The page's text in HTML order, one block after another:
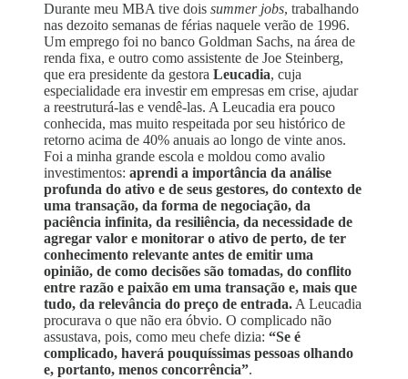
Durante meu MBA tive dois summer jobs, trabalhando
nas dezoito semanas de férias naquele verão de 1996.
Um emprego foi no banco Goldman Sachs, na área de
renda fixa, e outro como assistente de Joe Steinberg,
que era presidente da gestora Leucadia, cuja
especialidade era investir em empresas em crise, ajudar
a reestruturá-las e vendê-las. A Leucadia era pouco
conhecida, mas muito respeitada por seu histórico de
retorno acima de 40% anuais ao longo de vinte anos.
Foi a minha grande escola e moldou como avalio
investimentos: aprendi a importância da análise
profunda do ativo e de seus gestores, do contexto de
uma transação, da forma de negociação, da
paciência infinita, da resiliência, da necessidade de
agregar valor e monitorar o ativo de perto, de ter
conhecimento relevante antes de emitir uma
opinião, de como decisões são tomadas, do conflito
entre razão e paixão em uma transação e, mais que
tudo, da relevância do preço de entrada. A Leucadia
procurava o que não era óbvio. O complicado não
assustava, pois, como meu chefe dizia: “Se é
complicado, haverá pouquíssimas pessoas olhando
e, portanto, menos concorrência”.